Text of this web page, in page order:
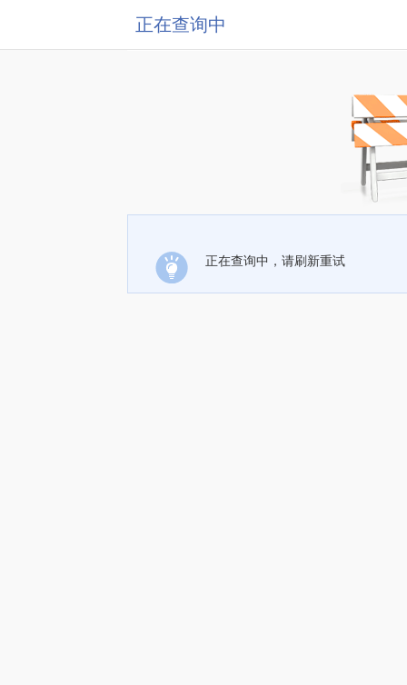
正在查询中
正在查询中，请刷新重试